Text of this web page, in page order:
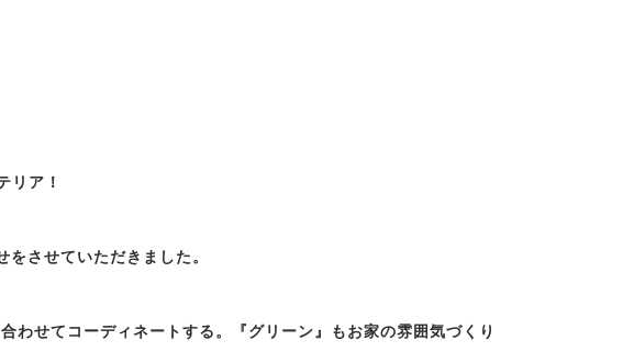
リア！
させていただきました。
わせてコーディネートする。『グリーン』もお家の雰囲気づくり